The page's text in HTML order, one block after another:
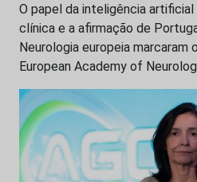
O papel da inteligência
clínica e a afirmação de
Neurologia europeia marcaram
European Academy of